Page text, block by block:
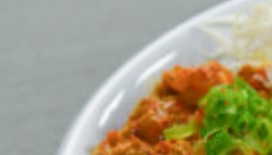
ABOUT US
Instagram